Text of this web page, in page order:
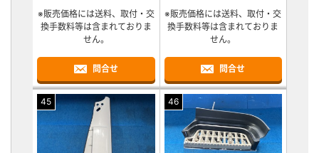
※販売価格には送料、取付・交
換手数料等は含まれておりま
せん。
問合せ
※販売価格には送料、取付・交
換手数料等は含まれておりま
せん。
問合せ
45 46